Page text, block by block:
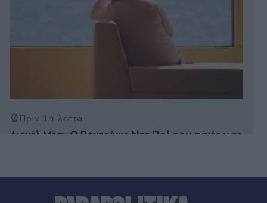
Πριν 14 λεπτά
Λιονέλ Μέσι: Ο Ροντρίγκο Ντε Πολ του αφιέρωσε